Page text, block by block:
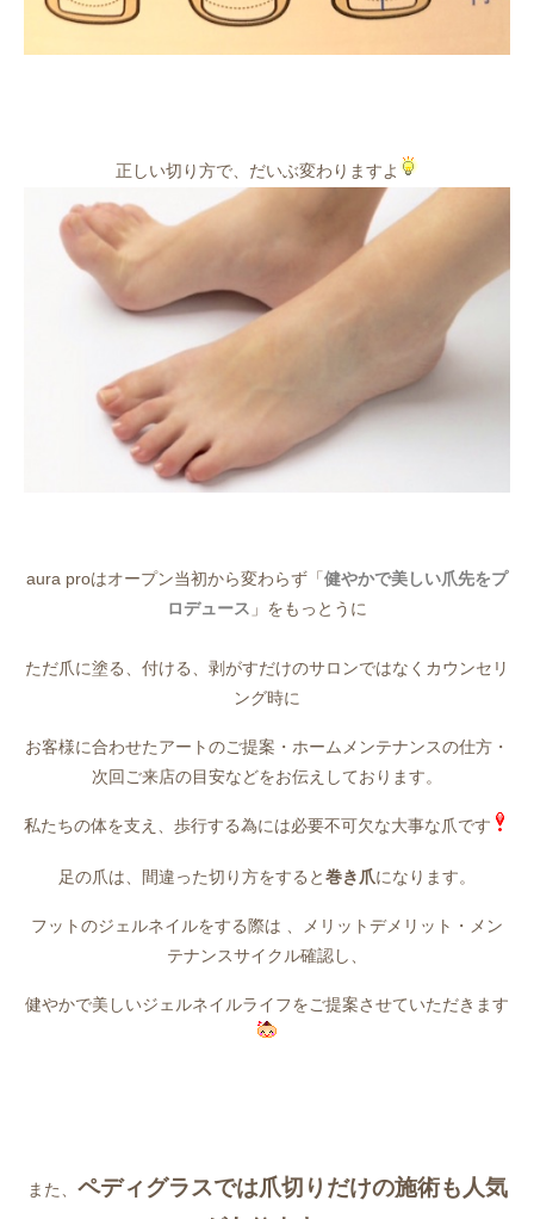
正しい切り方で、だいぶ変わりますよ
aura proはオープン当初から変わらず「 健やかで美しい爪先をプ
ロデュース 」をもっとうに
ただ爪に塗る、付ける、剥がすだけのサロンではなくカウンセリ
ング時に
お客様に合わせたアートのご提案・ホームメンテナンスの仕方・
次回ご来店の目安などをお伝えしております。
私たちの体を支え、歩行する為には必要不可欠な大事な爪です
足の爪は、間違った切り方をすると巻き爪になります。
フットのジェルネイルをする際は 、メリットデメリット・メン
テナンスサイクル確認し、
健やかで美しいジェルネイルライフをご提案させていただきます
また、 ペディグラスでは爪切りだけの施術も人気